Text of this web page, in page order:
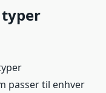
passer til enhver